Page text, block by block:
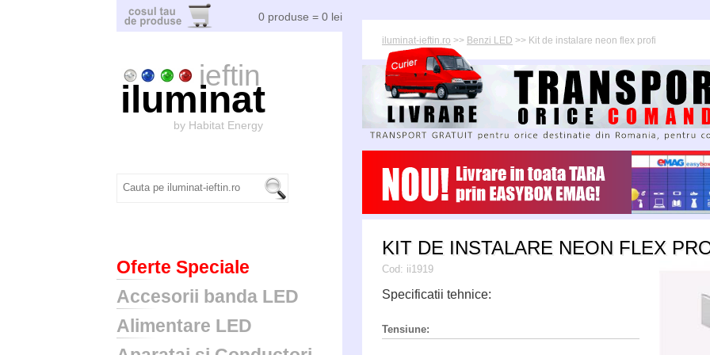
0 produse = 0 lei
ieftin
iluminat
by Habitat Energy
Oferte Speciale
Accesorii banda LED
Alimentare LED
iluminat-ieftin.ro >> Benzi LED >> Kit de instalare neon flex profi
KIT DE INSTALARE NEON FLEX
Cod: ii1919
Specificatii tehnice:
Tensiune: